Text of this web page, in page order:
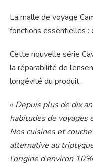
La malle de voyage
fonctions essentielles :
Cette nouvelle série
la réparabilité de
longévité du produit.
« Depuis plus de dix
habitudes de voyages
Nos cuisines et
alternative au
l’origine d’environ